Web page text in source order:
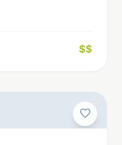
$$
favorite